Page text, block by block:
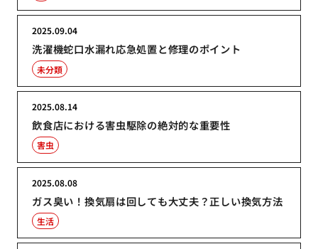
洗濯機蛇口水漏れ応急処置と修理のポイント
2025.09.04
未分類
飲食店における害虫駆除の絶対的な重要性
2025.08.14
害虫
ガス臭い！換気扇は回しても大丈夫？正しい換気方法
2025.08.08
生活